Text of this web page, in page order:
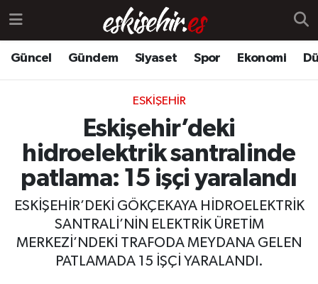
Güncel Gündem Siyaset Spor Ekonomi
ESKIŞEHIR
Eskişehir’deki
hidroelektrik santralinde
patlama: 15 işçi yaralandı
ESKİŞEHİR’DEKİ GÖKÇEKAYA HİDROELEKTRİK
SANTRALİ’NİN ELEKTRİK ÜRETİM
MERKEZİ’NDEKİ TRAFODA MEYDANA GELEN
PATLAMADA 15 İŞÇİ YARALANDI.